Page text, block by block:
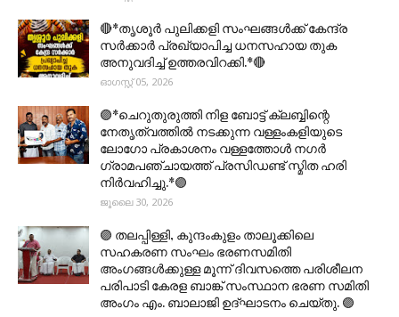
🔴*തൃശൂര്‍ പുലിക്കളി സംഘങ്ങള്‍ക്ക് കേന്ദ്ര
സര്‍ക്കാര്‍ പ്രഖ്യാപിച്ച ധനസഹായ തുക
അനുവദിച്ച് ഉത്തരവിറക്കി.*🔴
ഓഗസ്റ്റ് 05, 2026
🟣*ചെറുതുരുത്തി നിള ബോട്ട് ക്ലബ്ബിന്റെ
നേതൃത്വത്തിൽ നടക്കുന്ന വള്ളംകളിയുടെ
ലോഗോ പ്രകാശനം വള്ളത്തോൾ നഗർ
ഗ്രാമപഞ്ചായത്ത് പ്രസിഡണ്ട് സ്മിത ഹരി
നിർവഹിച്ചു.*🟣
ജൂലൈ 30, 2026
🟣 തലപ്പിള്ളി, കുന്ദംകുളം താലൂക്കിലെ
സഹകരണ സംഘം ഭരണസമിതി
അംഗങ്ങൾക്കുള്ള മൂന്ന് ദിവസത്തെ പരിശീലന
പരിപാടി കേരള ബാങ്ക് സംസ്ഥാന ഭരണ സമിതി
അംഗം എം. ബാലാജി ഉദ്ഘാടനം ചെയ്തു. 🟣